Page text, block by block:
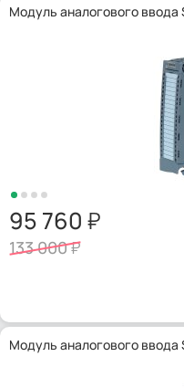
Модуль аналогового ввода
95 760
133 000
Модуль аналогового ввода